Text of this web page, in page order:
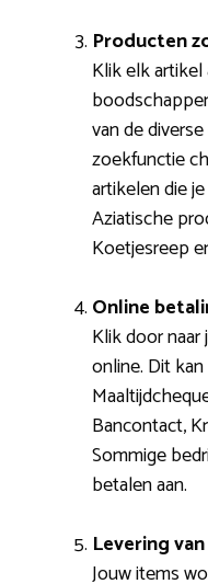
Producten
Klik elk
van de
zoekfunctie
artikelen die
Aziatische
Koetjesreep
Online
Klik door
online. Dit
Bancontact,
Sommige
betalen aan.
Levering
Jouw items